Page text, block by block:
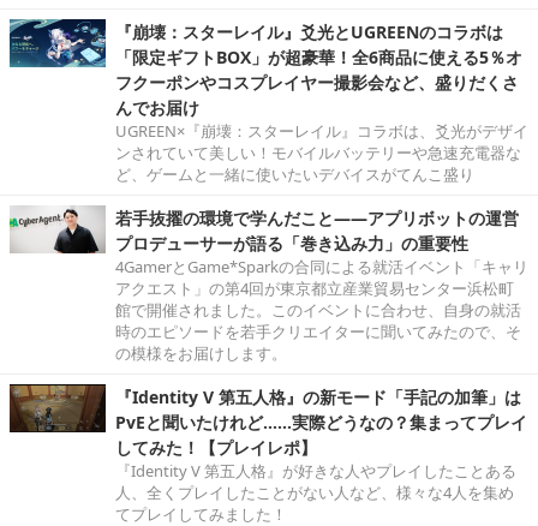
『崩壊：スターレイル』爻光とUGREENのコラボは
「限定ギフトBOX」が超豪華！全6商品に使える5％オ
フクーポンやコスプレイヤー撮影会など、盛りだくさ
んでお届け
UGREEN×『崩壊：スターレイル』コラボは、爻光がデザイ
ンされていて美しい！モバイルバッテリーや急速充電器な
ど、ゲームと一緒に使いたいデバイスがてんこ盛り
若手抜擢の環境で学んだこと――アプリボットの運営
プロデューサーが語る「巻き込み力」の重要性
4GamerとGame*Sparkの合同による就活イベント「キャリ
アクエスト」の第4回が東京都立産業貿易センター浜松町
館で開催されました。このイベントに合わせ、自身の就活
時のエピソードを若手クリエイターに聞いてみたので、そ
の模様をお届けします。
『Identity V 第五人格』の新モード「手記の加筆」は
PvEと聞いたけれど……実際どうなの？集まってプレイ
してみた！【プレイレポ】
『Identity V 第五人格』が好きな人やプレイしたことある
人、全くプレイしたことがない人など、様々な4人を集め
てプレイしてみました！